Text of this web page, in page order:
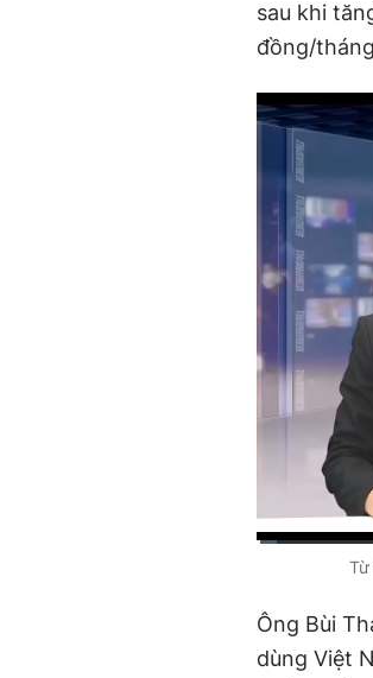
sau khi
đồng/
r
r
r
a
2:31
Từ
Ông Bùi
dùng Việt